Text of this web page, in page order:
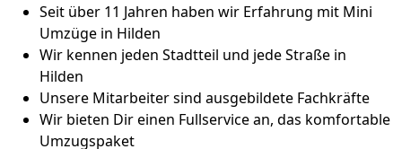
Seit über 11 Jahren haben wir Erfahrung mit Mini
Umzüge in Hilden
Wir kennen jeden Stadtteil und jede Straße in
Hilden
Unsere Mitarbeiter sind ausgebildete Fachkräfte
Wir bieten Dir einen Fullservice an, das komfortable
Umzugspaket